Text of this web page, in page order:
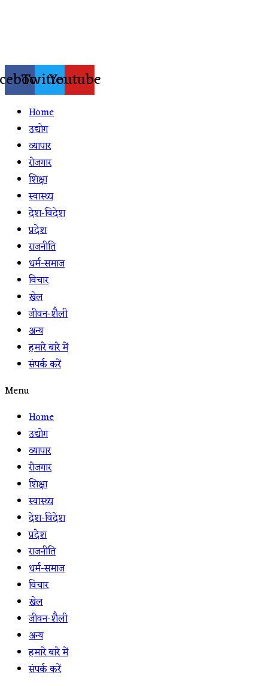
TwitterYoutube
Home
उद्योग
व्यापार
रोजगार
शिक्षा
स्वास्थ्य
देश-विदेश
प्रदेश
राजनीति
धर्म-समाज
विचार
खेल
जीवन-शैली
अन्य
हमारे बारे में
संपर्क करें
Menu
Home
उद्योग
व्यापार
रोजगार
शिक्षा
स्वास्थ्य
देश-विदेश
प्रदेश
राजनीति
धर्म-समाज
विचार
खेल
जीवन-शैली
अन्य
हमारे बारे में
संपर्क करें